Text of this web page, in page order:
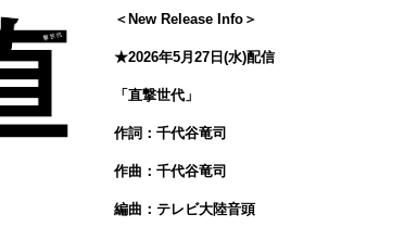
＜New Release Info＞
★2026年5月27日(水)配信
「直撃世代 」
作詞：千代谷竜司
作曲：千代谷竜司
編曲： テレビ大陸音頭